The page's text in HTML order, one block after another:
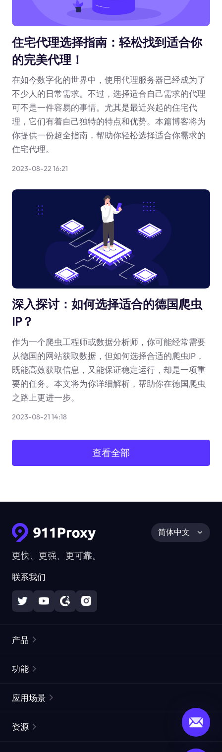
住宅代理选择指南：轻松找到适合你
的完美代理！
在如今数字化的世界中，使用代理服务器已经成为了
不少人的日常需求。不过，选择适合自己需求的代理
可不是一件容易的事情。尤其是最近兴起的住宅代
理，它们有着自己独特的特点和优势。本篇博客将为
你提供一份超全指南，帮助你轻松选择适合你需求的
住宅代理。
2023-08-22 16:21
深入探讨：如何选择适合的德国爬虫
IP？
作为一个爬虫工程师或数据分析师，你可能经常需要
从德国的网站获取数据，但如何选择合适的爬虫IP，
既能高效获取信息，又能保证稳定运行，却是一项重
要的任务。本文将为你详细解析，帮助你在德国爬虫
之路上更进一步。
2023-08-21 14:18
查看全部
更快、更强、更可靠。
联系我们
简体中文
产品
静态住宅代理
功能
ISP代理
应用场景
资源